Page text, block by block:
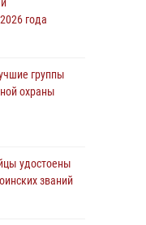
года
группы
охраны
удостоены
званий